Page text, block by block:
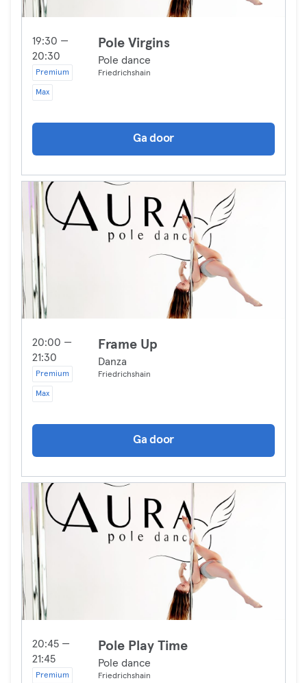
19:30 —
20:30
Premium
Max
Pole Virgins
Pole dance
Friedrichshain
Ga door
20:00 —
21:30
Premium
Max
Frame Up
Danza
Friedrichshain
Ga door
20:45 —
21:45
Premium
Pole Play Time
Pole dance
Friedrichshain